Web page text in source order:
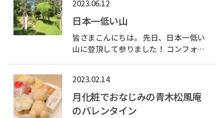
をごちそうにする」と掲げられていま
す。 素材やお野菜など気を使った料理
2023.06.12
日本一低い山
皆さまこんにちは。 先日、日本一低い
山に登頂して参りました！ コンフォー
と、標高6.97M。階段10段ちょっとなん
です。
2023.02.14
月化粧でおなじみの青木松風庵
のバレンタイン